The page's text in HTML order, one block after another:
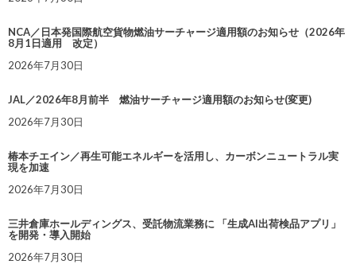
NCA／日本発国際航空貨物燃油サーチャージ適用額のお知らせ（2026年
8月1日適用 改定）
2026年7月30日
JAL／2026年8月前半 燃油サーチャージ適用額のお知らせ(変更)
2026年7月30日
椿本チエイン／再生可能エネルギーを活用し、カーボンニュートラル実
現を加速
2026年7月30日
三井倉庫ホールディングス、受託物流業務に 「生成AI出荷検品アプリ」
を開発・導入開始
2026年7月30日